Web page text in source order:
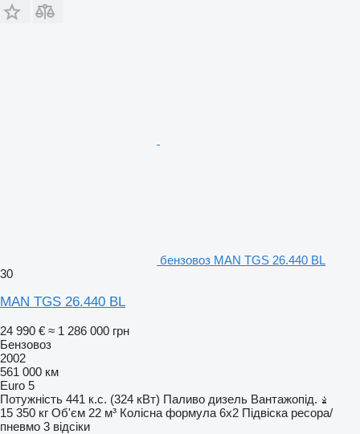
бензовоз MAN TGS 26.440 BL
30
MAN TGS 26.440 BL
24 990 € ≈ 1 286 000 грн
Бензовоз
2002
561 000 км
Euro 5
Потужність 441 к.с. (324 кВт) Паливо дизель Вантажопід.
15 350 кг Об'єм 22 м³ Колісна формула 6x2 Підвіска ресора/
пневмо 3 відсіки